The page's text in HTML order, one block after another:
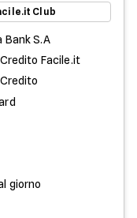
Club
Bank S.A
Facile.it
giorno